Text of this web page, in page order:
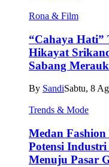
Rona & Film
“Cahaya Hati”
Hikayat
Sabang
By SandiSabtu, 8
Trends & Mode
Medan
Potensi
Menuju Pasar